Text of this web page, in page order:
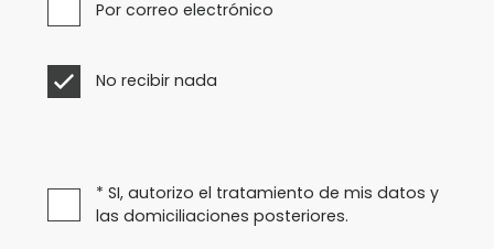
Por correo electrónico
No recibir nada
* SI, autorizo el tratamiento de mis datos y
las domiciliaciones posteriores.